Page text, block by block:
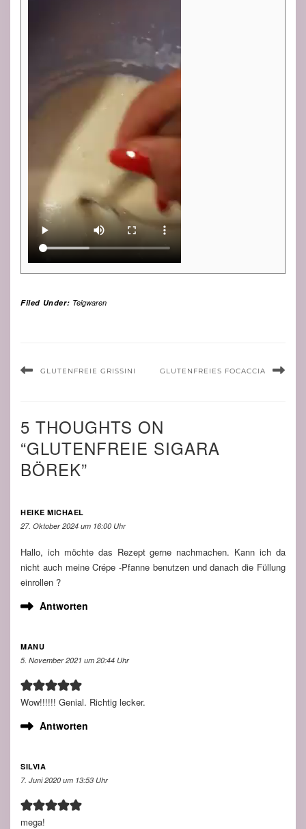
Filed Under: Teigwaren
GLUTENFREIE GRISSINI GLUTENFREIES FOCACCIA
5 THOUGHTS ON
“GLUTENFREIE SIGARA
BÖREK”
HEIKE MICHAEL
27. Oktober 2024 um 16:00 Uhr
Hallo, ich möchte das Rezept gerne nachmachen. Kann ich da
nicht auch meine Crépe -Pfanne benutzen und danach die Füllung
einrollen ?
Antworten
MANU
5. November 2021 um 20:44 Uhr
Wow!!!!!! Genial. Richtig lecker.
Antworten
SILVIA
7. Juni 2020 um 13:53 Uhr
mega!